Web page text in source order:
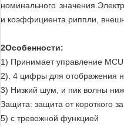
номинального
и коэффициента риппли,
2Особенности:
1) Принимает управление
2). 4 цифры для отображения
3) Низкий шум, и пик волны
Защита: защита от короткого
5) с тревожной функцией